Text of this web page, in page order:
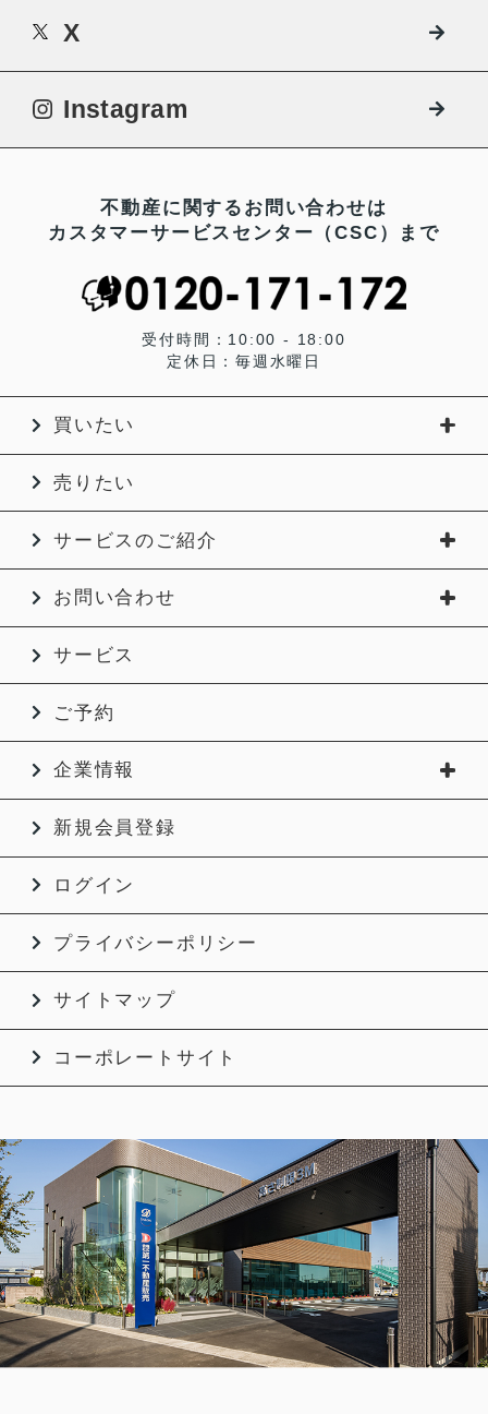
X
Instagram
不動産に関するお問い合わせは
カスタマーサービスセンター（CSC）まで
受付時間：10:00 - 18:00
定休日：毎週水曜日
買いたい
売りたい
サービスのご紹介
お問い合わせ
サービス
ご予約
企業情報
新規会員登録
ログイン
プライバシーポリシー
サイトマップ
コーポレートサイト